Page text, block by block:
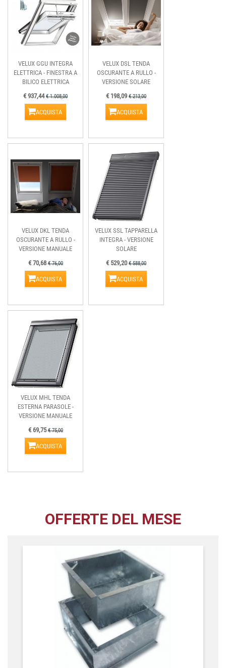
VELUX GGU INTEGRA
ELETTRICA - FINESTRA A
BILICO ELETTRICA
€ 937,44€ 1.008,00
ACQUISTA
VELUX DSL TENDA
OSCURANTE A RULLO -
VERSIONE SOLARE
€ 198,09 € 213,00
ACQUISTA
VELUX DKL TENDA
OSCURANTE A RULLO -
VERSIONE MANUALE
€ 70,68€ 76,00
ACQUISTA
VELUX SSL TAPPARELLA
INTEGRA - VERSIONE
SOLARE
€ 529,20€ 588,00
ACQUISTA
VELUX MHL TENDA
ESTERNA PARASOLE -
VERSIONE MANUALE
€ 69,75€ 75,00
ACQUISTA
OFFERTE DEL MESE